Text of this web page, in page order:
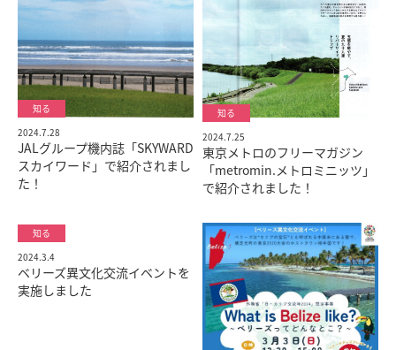
2024.7.28
JALグループ機内誌「SKYWARD
スカイワード」で紹介されまし
た！
2024.7.25
東京メトロのフリーマガジン
「metromin.メトロミニッツ」
で紹介されました！
2024.3.4
ベリーズ異文化交流イベントを
実施しました